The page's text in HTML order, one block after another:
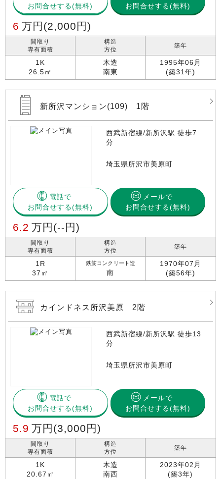
お問合せする
お問合せする(無料)
6 万円 (2,000円)
間取り
専有面積
1K
26.5㎡
構造
方位
木造
南東
築年
1995年06月
(築31年)
新所沢マンション(109) 1階
西武新宿線/新所沢駅 徒歩7
分
埼玉県所沢市美原町
電話で
お問合せする
メールで
お問合せする(無料)
6.2 万円 (--円)
間取り
専有面積
1R
37㎡
構造
方位
鉄筋コンクリート造
南
築年
1970年07月
(築56年)
カインドネス所沢美原 2階
西武新宿線/新所沢駅 徒歩13
分
埼玉県所沢市美原町
電話で
お問合せする
メールで
お問合せする(無料)
5.9 万円 (3,000円)
間取り
専有面積
1K
20.67㎡
構造
方位
木造
南西
築年
2023年02月
(築3年)